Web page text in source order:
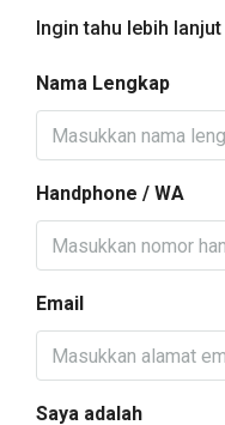
Ingin tahu lebih
Nama Lengkap
Handphone / WA
Email
Saya adalah